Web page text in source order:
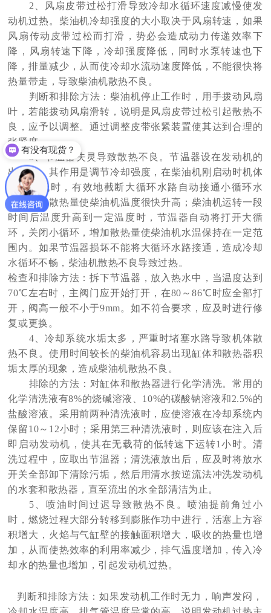
2、风扇皮带过松打滑导致冷却水循环速度减慢使发
动机过热。柴油机冷却强度的大小取决于风扇转速，如果
风扇传动皮带过松而打滑，势必会造成动力传递效率下
降，风扇转速下降，冷却强度降低，同时水泵转速也下
降，排量减少，从而使冷却水流动速度降低，不能很快将
热量带走，导致柴油机散热不良。
判断和排除方法：柴油机停止工作时，用手拨动风扇
叶，若能拨动风扇滑转，说明是风扇皮带过松引起散热不
良，应予以调整。通过调整皮带张紧装置使其达到合理的
张紧度。
3、节温器失灵导致散热不良。节温器设在发动机的
出水口，其作用是调节冷却强度，在柴油机刚启动时机体
温度较低时，有效地截断大循环水路自动接通小循环水
路，减少散热量使柴油机温度很快升高；柴油机运转一段
时间后温度升高到一定温度时，节温器自动将打开大循
环，关闭小循环，增加散热量使柴油机水温保持在一定范
围内。如果节温器损坏不能将大循环水路接通，造成冷却
水循环不畅，柴油机散热不良导致过热。
检查和排除方法：拆下节温器，放入热水中，当温度达到
70℃左右时，主阀门应开始打开，在80～86℃时应全部打
开，阀高一般不小于9mm。如不符合要求，应及时进行修
复或更换。
4、冷却系统水垢太多，严重时堵塞水路导致机体散
热不良。使用时间较长的柴油机容易出现缸体和散热器积
垢太厚的现象，造成柴油机散热不良。
排除的方法：对缸体和散热器进行化学清洗。常用的
化学清洗液有8%的烧碱溶液、10%的碳酸钠溶液和2.5%的
盐酸溶液。采用前两种清洗液时，应使溶液在冷却系统内
保留10～12小时；采用第三种清洗液时，则应该在注入后
即启动发动机，使其在无载荷的低转速下运转1小时。清
洗过程中，应取出节温器；清洗液放出后，应及时将放水
开关全部卸下清除污垢，然后用清水按逆流法冲洗发动机
的水套和散热器，直至流出的水全部清洁为止。
5、喷油时间过迟导致散热不良。喷油提前角过小
时，燃烧过程大部分转移到膨胀作功中进行，活塞上方容
积增大，火焰与气缸壁的接触面积增大，吸收的热量也增
加，从而使热效率的利用率减少，排气温度增加，传入冷
却水的热量也增加，引起发动机过热。
判断和排除方法：如果发动机工作时无力，响声发闷，
有没有现货？